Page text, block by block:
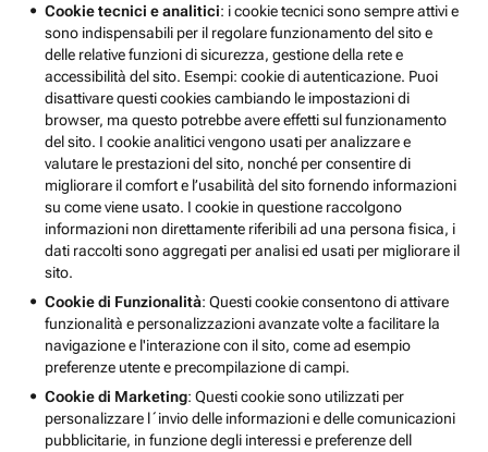
Cookie tecnici e analitici: i cookie tecnici sono sempre attivi e
sono indispensabili per il regolare funzionamento del sito e
delle relative funzioni di sicurezza, gestione della rete e
accessibilità del sito. Esempi: cookie di autenticazione. Puoi
disattivare questi cookies cambiando le impostazioni di
browser, ma questo potrebbe avere effetti sul funzionamento
del sito. I cookie analitici vengono usati per analizzare e
valutare le prestazioni del sito, nonché per consentire di
migliorare il comfort e l’usabilità del sito fornendo informazioni
su come viene usato. I cookie in questione raccolgono
informazioni non direttamente riferibili ad una persona fisica, i
dati raccolti sono aggregati per analisi ed usati per migliorare il
sito.
Cookie di Funzionalità: Questi cookie consentono di attivare
funzionalità e personalizzazioni avanzate volte a facilitare la
navigazione e l'interazione con il sito, come ad esempio
preferenze utente e precompilazione di campi.
Cookie di Marketing: Questi cookie sono utilizzati per
personalizzare l´invio delle informazioni e delle comunicazioni
pubblicitarie, in funzione degli interessi e preferenze dell